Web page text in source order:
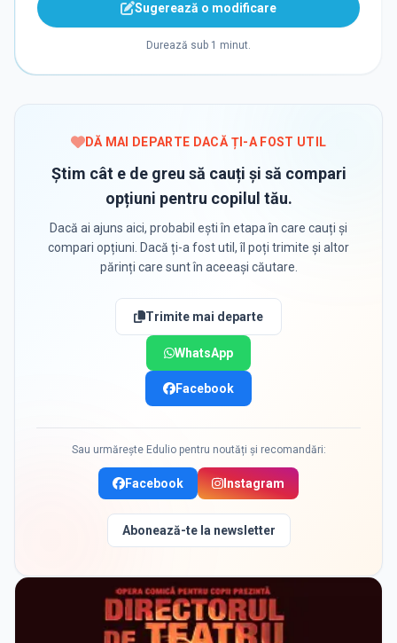
Sugerează o modificare
Durează sub 1 minut.
DĂ MAI DEPARTE DACĂ ȚI-A FOST UTIL
Știm cât e de greu să cauți și să compari
opțiuni pentru copilul tău.
Dacă ai ajuns aici, probabil ești în etapa în care cauți și
compari opțiuni. Dacă ți-a fost util, îl poți trimite și altor
părinți care sunt în aceeași căutare.
Trimite mai departe
WhatsApp
Facebook
Sau urmărește Edulio pentru noutăți și recomandări:
Facebook Instagram
Abonează-te la newsletter